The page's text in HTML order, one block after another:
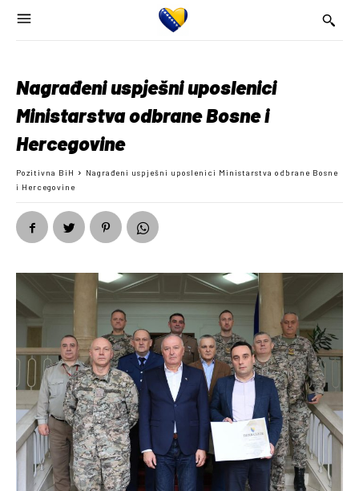
Nagrađeni uspješni uposlenici
Ministarstva odbrane Bosne i
Hercegovine
Pozitivna BiH
Nagrađeni uspješni uposlenici Ministarstva odbrane Bosne
i Hercegovine